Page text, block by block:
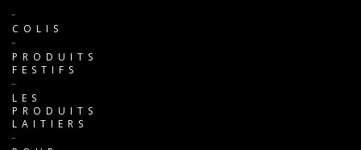
COLIS
PRODUITS
FESTIFS
LES
PRODUITS
LAITIERS